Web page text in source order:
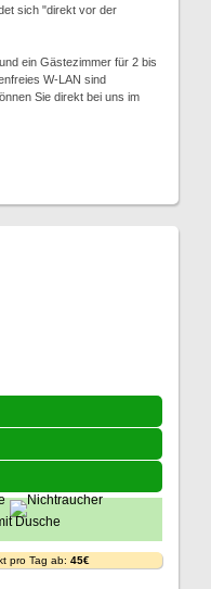
sich "direkt vor der
ein Gästezimmer für 2 bis
W-LAN sind
Sie direkt bei uns im
pro Tag ab: 45€